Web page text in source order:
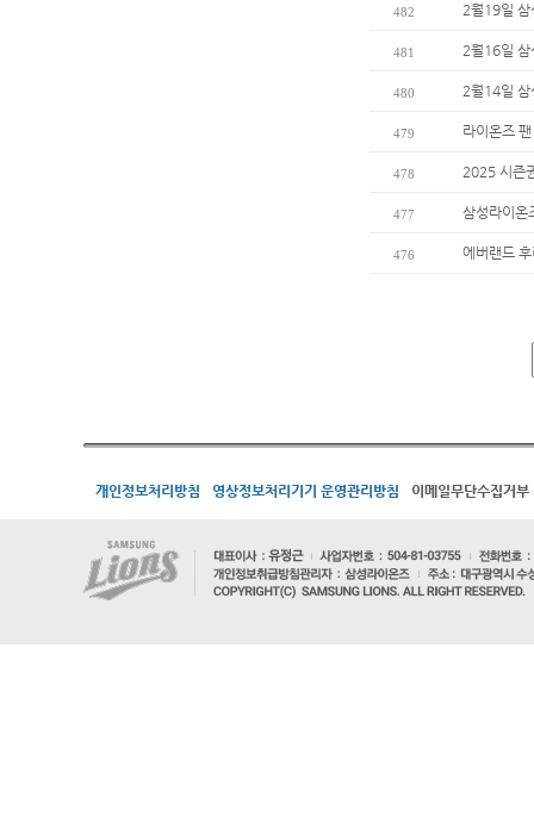
482 2월19일 삼
481 2월16일 삼
480 2월14일 삼
479 라이온즈
478 2025 시즌
477 삼성라이온
476 에버랜드
개인정보처리방침 영상정보처리기기 운영관리방침 이메일무단수집거부